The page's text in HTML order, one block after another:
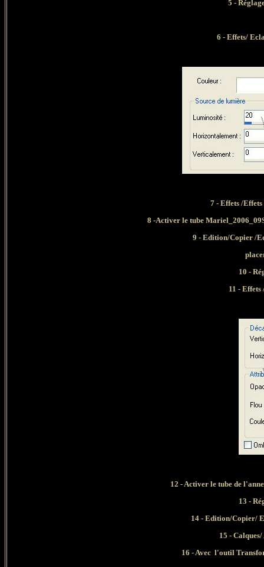
5 -
6 - Effets/
7 - Effets /
8 -Activer le tube
9 - Edition/Copier /
10 -
11 -
12 - Activer le tube de
13 -
14 - Edition/Copier/
15 -
16 - Avec l'outil